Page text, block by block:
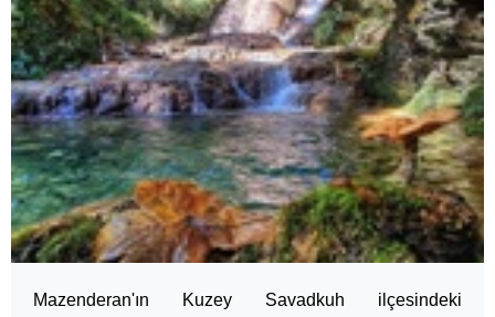
Mazenderan'ın Kuzey Savadkuh ilçesindeki